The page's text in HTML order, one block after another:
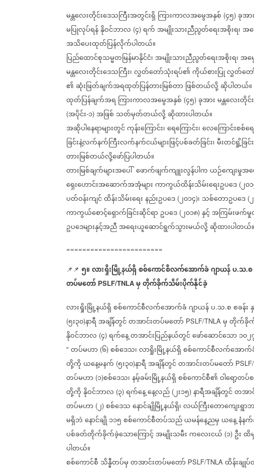
မန္တလေးတိုင်းဒေသကြီးအတွင်းရှိ ကြားကာလအမွေအနှစ် (၄၅) ခုအား
မပြုလုပ်ရန်နိုဝင်ဘာလ (၄) ရက်အမျိုးသားညီညွတ်ရေးအစိုးရ၊အ
အသိပေးထုတ်ပြန်လိုက်ပါတယ်။
ပြည်ထောင်စုသမ္မတမြန်မာနိုင်ငံ၊အမျိုးသားညီညွတ်ရေးအစိုးရ၊အမွ
မန္တလေးတိုင်းဒေသကြီး၊လွှတ်တော်သုံးရပ်၏ကိုယ်စားပြုလွှတ်တေ
၏ဆုံးဖြတ်ချက်အရထုတ်ပြန်တားမြစ်တာဖြစ်တယ်လို့ဆိုပါတယ်။
ထုတ်ပြန်ချက်အရ ကြားကာလအမွေအနှစ် (၄၅) ခုအားမန္တလေးတို
(အပိုင်း-၁) အဖြစ် သတ်မှတ်တယ်လို့ဆိုထားပါတယ်။
အဆိုပါနေရာများတွင်ကုန်းကြောင်း၊ရေကြောင်း၊လေကြောင်းစစ်ရေ
ခြင်းနဲ့လက်နက်ကြီးလက်နက်ငယ်များဖြင့်ပစ်ခတ်ခြင်း၊မီးတင်ရှို့ခြင်
တားမြစ်တယ်လို့ဖော်ပြပါတယ်။
တားမြစ်ချက်များအပေါ် ဖောက်ဖျက်ကျူးလွန်ပါကယဉ်ကျေးမှုအမွ
ရှေးဟောင်းအဆောက်အအုံများကာကွယ်ထိန်းသိမ်းရေးဥပဒေ (၂၀
ပတ်ဝန်းကျင်ထိန်းသိမ်းရေးနည်းဥပဒေ (၂၀၁၄)၊ သစ်တောဥပဒေ (
ကာကွယ်စောင့်ရှောက်ခြင်းဆိုင်ရာဥပဒေ (၂၀၁၈) နှင့်အကြမ်းဖက်မှု
ဥပဒေများနှင့်အညီအရေးယူဆောင်ရွက်သွားမယ်လို့ဆိုထားပါတယ်။
========================
📌📌 ၅။လားရှိုးမြို့နယ်ရှိစစ်ကောင်စီလက်အောက်ခံဂျာယန်ပ.သ.စ
တပ်မတော် PSLF/TNLA မှတိုက်ခိုက်သိမ်းပိုက်နိုင်ခဲ့
လားရှိုးမြို့နယ်ရှိစစ်ကောင်စီလက်အောက်ခံဂျာယန်ပ.သ.စစခန်း
(၅း၃၀)နာရီအချိန်တွင်တအာင်းတပ်မတော် PSLF/TNLA မှတိုက်ခို
နိုဝင်ဘာလ (၄) ရက်နေ့တအာင်းပြည်နယ်တွင်ဖော်ဆောင်သော၁၀၂
" တပ်မဟာ (၆) စစ်ဒေသ၊လာရှိုးမြို့နယ်ရှိစစ်ကောင်စီလက်အောက်
တို့ကိုယနေ့မနက် (၅း၃၀)နာရီအချိန်တွင်တအာင်းတပ်မတော်
တပ်မဟာ (၁)စစ်ဒေသ၊နမ့်ခမ်းမြို့နယ်ရှိစစ်ကောင်စီ၏ဝါရော့တပ်
တို့ကိုနိုဝင်ဘာလ (၃) ရက်နေ့နေ့လည် (၂း၁၅) နာရီအချိန်တွင်တအာ
တပ်မဟာ (၂) စစ်ဒေသနောင်ချိုမြို့နယ်ရှိ၊လယ်ကြီးတောကျေးရွ
မရှိဘဲနောင်ချို၁၁၅စစ်ကောင်စီတပ်သည်ယမန်နေ့ညမှယနေ့နံန
ပစ်ခတ်တိုက်ခိုက်ခဲ့သောကြောင့်အမျိုးသမီးကလေးငယ် (၁) ဦးထိ
ပါတယ်။
စစ်ကောင်စီ သိန္နီတပ်မှတအာင်းတပ်မတော် PSLF/TNLA ထိန်းချု